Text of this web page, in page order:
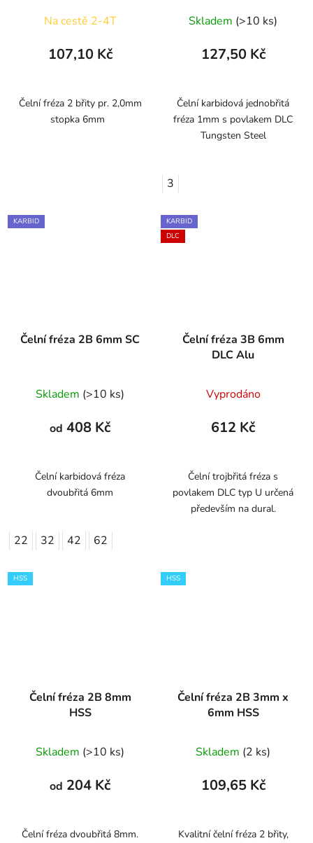
Na cestě 2-4T
107,10 Kč
Čelní fréza 2 břity pr. 2,0mm
stopka 6mm
Skladem (>10 ks)
127,50 Kč
Čelní karbidová jednobřitá
fréza 1mm s povlakem DLC
Tungsten Steel
3
KARBID
Čelní fréza 2B 6mm SC
Skladem (>10 ks)
od 408 Kč
Čelní karbidová fréza
dvoubřitá 6mm
22 32 42 62
KARBID
DLC
Čelní fréza 3B 6mm
DLC Alu
Vyprodáno
612 Kč
Čelní trojbřitá fréza s
povlakem DLC typ U určená
především na dural.
HSS
Čelní fréza 2B 8mm
HSS
hodnocení
produktu
z
Skladem (>10 ks)
od 204 Kč
Čelní fréza dvoubřitá 8mm.
HSS
Čelní fréza 2B 3mm x
6mm HSS
Skladem (2 ks)
109,65 Kč
Kvalitní čelní fréza 2 břity,